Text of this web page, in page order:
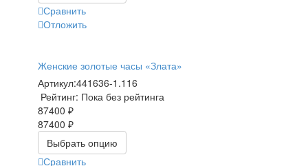
Сравнить
Отложить
Женские золотые часы «Злата»
Артикул:441636-1.116
Рейтинг: Пока без рейтинга
87400 ₽
87400 ₽
Выбрать опцию
Сравнить